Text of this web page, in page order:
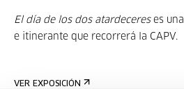
El día de los dos atardeceres es
e itinerante que recorrerá la CAPV.
VER EXPOSICIÓN